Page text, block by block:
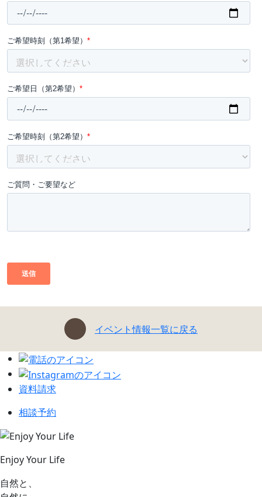
イベント情報一覧に戻る
資料請求
相談予約
Enjoy Your Life
自然と、